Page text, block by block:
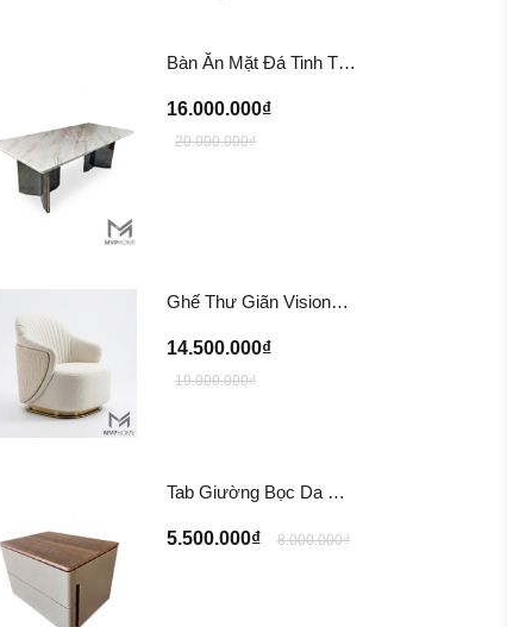
Bàn Ăn Mặt Đá Tinh Thể BA202
16.000.000₫
20.000.000₫
Ghế Thư Giãn Visionnaire Adele Armchair SFD11
14.500.000₫
19.000.000₫
Tab Giường Bọc Da EINES Nightstand Table TG122
5.500.000₫ 8.000.000₫